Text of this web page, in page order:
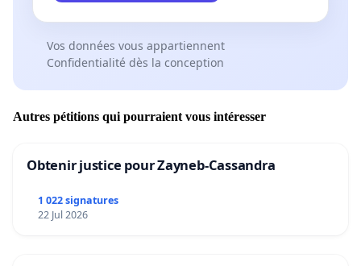
Vos données vous appartiennent
Confidentialité dès la conception
Autres pétitions qui pourraient vous intéresser
Obtenir justice pour Zayneb-Cassandra
1 022 signatures
22 Jul 2026